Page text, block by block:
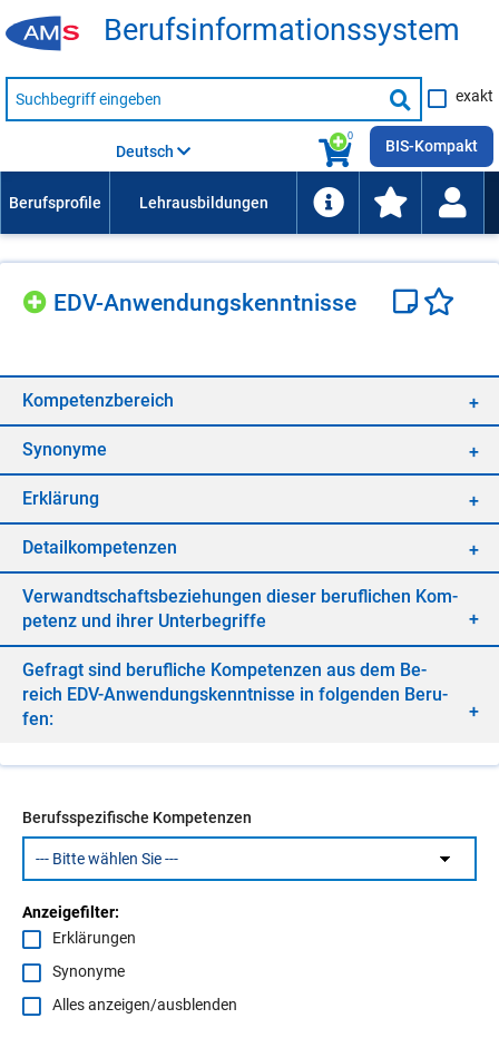
Be­rufs­in­for­ma­ti­ons­sys­tem
Suche
nach
Suche
starten
exakt
0
Deutsch BIS-Kompakt
EDV-An­wen­dungs­kennt­nis­se
Kom­pe­tenz­be­reich
Syn­ony­me
Er­klä­rung
De­tail­kom­pe­ten­zen
Ver­wandt­schafts­be­zie­hun­gen die­ser be­ruf­li­chen Kom­
pe­tenz und ih­rer Un­ter­be­grif­fe
Ge­fragt sind be­ruf­li­che Kom­pe­ten­zen aus dem Be­
reich EDV-An­wen­dungs­kennt­nis­se in fol­gen­den Be­ru­
fen:
Berufsspezifische Kompetenzen
Anzeigefilter:
Erklärungen
Synonyme
Alles anzeigen/ausblenden